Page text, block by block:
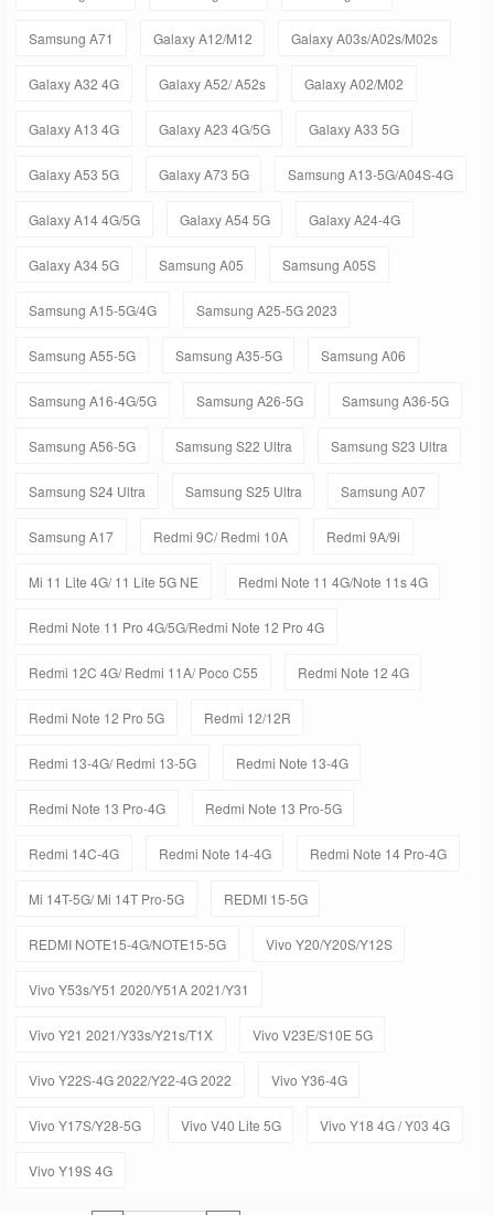
Samsung A71 Galaxy A12/M12 Galaxy A03s/A02s/M02s
Galaxy A32 4G Galaxy A52/ A52s Galaxy A02/M02
Galaxy A13 4G Galaxy A23 4G/5G Galaxy A33 5G
Galaxy A53 5G Galaxy A73 5G Samsung A13-5G/A04S-4G
Galaxy A14 4G/5G Galaxy A54 5G Galaxy A24-4G
Galaxy A34 5G Samsung A05 Samsung A05S
Samsung A15-5G/4G Samsung A25-5G 2023
Samsung A55-5G Samsung A35-5G Samsung A06
Samsung A16-4G/5G Samsung A26-5G Samsung A36-5G
Samsung A56-5G Samsung S22 Ultra Samsung S23 Ultra
Samsung S24 Ultra Samsung S25 Ultra Samsung A07
Samsung A17 Redmi 9C/ Redmi 10A Redmi 9A/9i
Mi 11 Lite 4G/ 11 Lite 5G NE Redmi Note 11 4G/Note 11s 4G
Redmi Note 11 Pro 4G/5G/Redmi Note 12 Pro 4G
Redmi 12C 4G/ Redmi 11A/ Poco C55 Redmi Note 12 4G
Redmi Note 12 Pro 5G Redmi 12/12R
Redmi 13-4G/ Redmi 13-5G Redmi Note 13-4G
Redmi Note 13 Pro-4G Redmi Note 13 Pro-5G
Redmi 14C-4G Redmi Note 14-4G Redmi Note 14 Pro-4G
Mi 14T-5G/ Mi 14T Pro-5G REDMI 15-5G
REDMI NOTE15-4G/NOTE15-5G Vivo Y20/Y20S/Y12S
Vivo Y53s/Y51 2020/Y51A 2021/Y31
Vivo Y21 2021/Y33s/Y21s/T1X Vivo V23E/S10E 5G
Vivo Y22S-4G 2022/Y22-4G 2022 Vivo Y36-4G
Vivo Y17S/Y28-5G Vivo V40 Lite 5G Vivo Y18 4G / Y03 4G
Vivo Y19S 4G